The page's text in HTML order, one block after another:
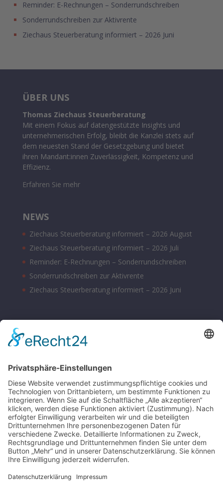
Reminder: E-Rechnungen – Sonderrundschreiben
Sonderrundschreiben zur Aktivrente
Ziechaus Steuerberatung informiert – 2026 Juni
ÜBER UNS
Thomas Ziechaus Steuerberatung
Mit einem Fokus auf datengestützte Insights und
unternehmerischen Erfolg, bleibt die Kanzlei stets auf
dem neuesten Stand der Gesetzgebung und bietet
ihren Mandant:innen Zuverlässigkeit, Kompetenz und
Effizienz.
Erfahren Sie mehr
NEWS
Ziechaus Steuerberatung informiert – 2026 August
Ziechaus Steuerberatung informiert – 2026 Juli
Reminder: E-Rechnungen – Sonderrundschreiben
Sonderrundschreiben zur Aktivrente
Ziechaus Steuerberatung informiert – 2026 Juni
Montag – Donnerstag 08:00 – 17:00 Uhr
Samstag nach Vereinbarung
Parkplätze sind hinter dem Bürohaus vorhanden.
SONSTIGE
Kontakt
Schlagworte-Übersicht
Impressum
Datenschutz